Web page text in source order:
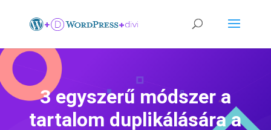
3 egyszerű módszer a
tartalom duplikálására a